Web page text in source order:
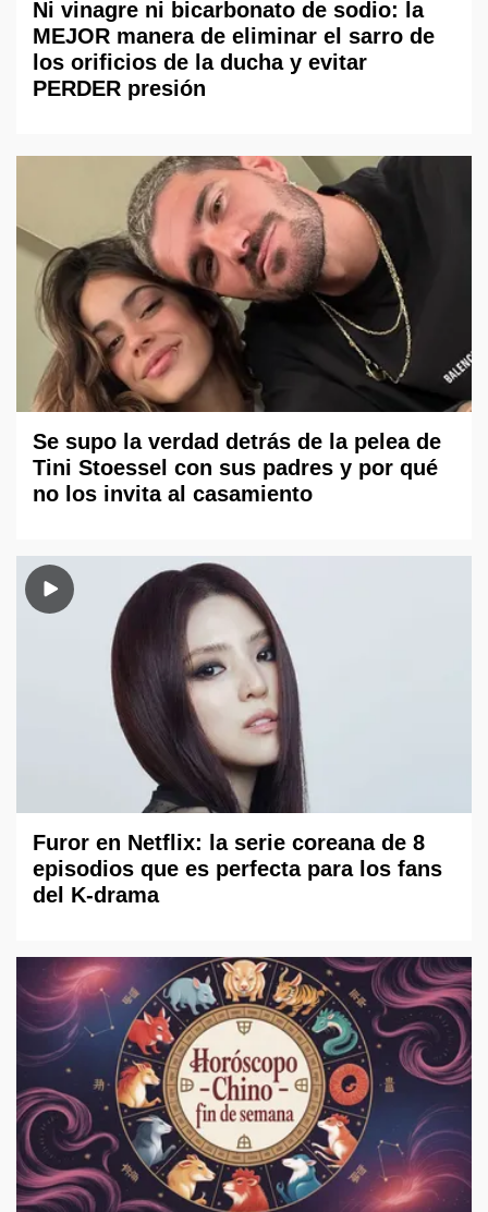
Ni vinagre ni bicarbonato de sodio: la
MEJOR manera de eliminar el sarro de
los orificios de la ducha y evitar
PERDER presión
Se supo la verdad detrás de la pelea de
Tini Stoessel con sus padres y por qué
no los invita al casamiento
Furor en Netflix: la serie coreana de 8
episodios que es perfecta para los fans
del K-drama